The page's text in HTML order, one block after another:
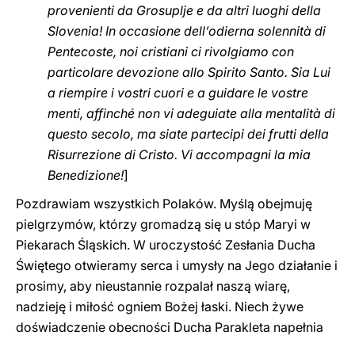
provenienti da Grosuplje e da altri luoghi della
Slovenia! In occasione dell’odierna solennità di
Pentecoste, noi cristiani ci rivolgiamo con
particolare devozione allo Spirito Santo. Sia Lui
a riempire i vostri cuori e a guidare le vostre
menti, affinché non vi adeguiate alla mentalità di
questo secolo, ma siate partecipi dei frutti della
Risurrezione di Cristo. Vi accompagni la mia
Benedizione!]
Pozdrawiam wszystkich Polaków. Myślą obejmuję
pielgrzymów, którzy gromadzą się u stóp Maryi w
Piekarach Śląskich. W uroczystość Zesłania Ducha
Świętego otwieramy serca i umysły na Jego działanie i
prosimy, aby nieustannie rozpalał naszą wiarę,
nadzieję i miłość ogniem Bożej łaski. Niech żywe
doświadczenie obecności Ducha Parakleta napełnia